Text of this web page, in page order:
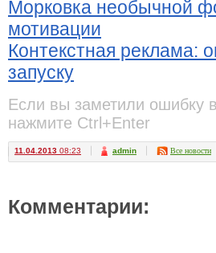
Морковка необычной
мотивации
Контекстная реклама:
запуску
Если вы заметили ошибку
нажмите Ctrl+Enter
11.04.2013 08:23 admin Все новости
Комментарии: